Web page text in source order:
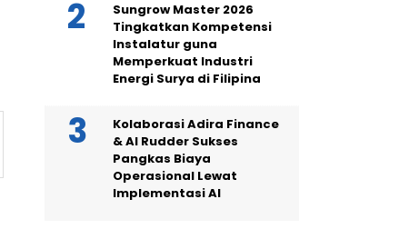
Sungrow Master 2026
Tingkatkan Kompetensi
Instalatur guna
Memperkuat Industri
Energi Surya di Filipina
Kolaborasi Adira Finance
& AI Rudder Sukses
Pangkas Biaya
Operasional Lewat
Implementasi AI